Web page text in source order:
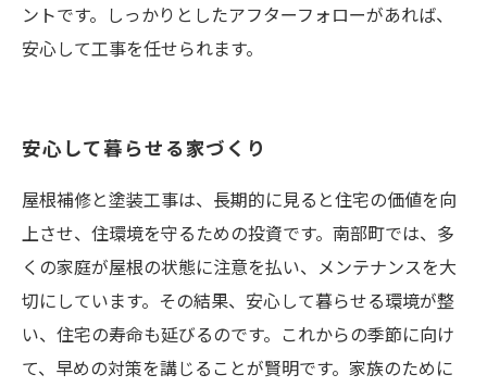
ントです。しっかりとしたアフターフォローがあれば、
安心して工事を任せられます。
安心して暮らせる家づくり
屋根補修と塗装工事は、長期的に見ると住宅の価値を向
上させ、住環境を守るための投資です。南部町では、多
くの家庭が屋根の状態に注意を払い、メンテナンスを大
切にしています。その結果、安心して暮らせる環境が整
い、住宅の寿命も延びるのです。これからの季節に向け
て、早めの対策を講じることが賢明です。家族のために